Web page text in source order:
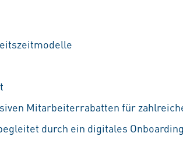
Mitarbeiterrabatten für
durch ein digitales